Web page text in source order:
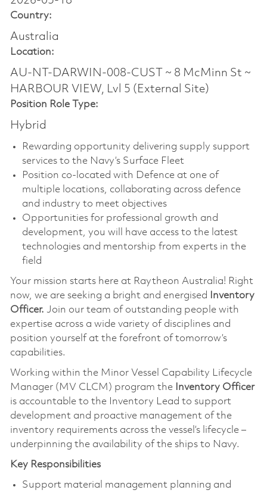
Country:
Australia
Location:
AU-NT-DARWIN-008-CUST ~ 8 McMinn St ~
HARBOUR VIEW, Lvl 5 (External Site)
Position Role Type:
Hybrid
Rewarding opportunity delivering supply support
services to the Navy’s Surface Fleet
Position co-located with Defence at one of
multiple locations, collaborating across defence
and industry to meet objectives
Opportunities for professional growth and
development, you will have access to the latest
technologies and mentorship from experts in the
field
Your mission starts here at Raytheon Australia! Right
now, we are seeking a bright and energised
Inventory
Officer. Join our team of outstanding people with
expertise across a wide variety of disciplines and
position yourself at the forefront of tomorrow’s
capabilities.
Working within the Minor Vessel Capability Lifecycle
Manager (MV CLCM) program the Inventory Officer
is accountable to the Inventory Lead to support
development and proactive management of the
inventory requirements across the vessel’s lifecycle –
underpinning the availability of the ships to Navy.
Key Responsibilities
Support material management planning and